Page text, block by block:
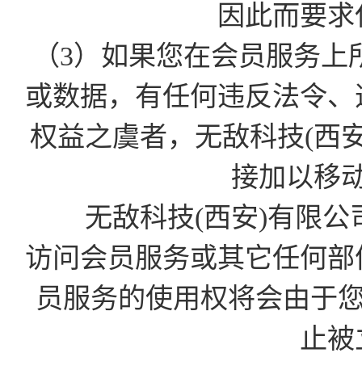
因此而要
（3）如果您在会员服务
或数据，有任何违反法令
权益之虞者，无敌科技(西
接加以移
无敌科技(西安)有限公
访问会员服务或其它任何
员服务的使用权将会由于
止